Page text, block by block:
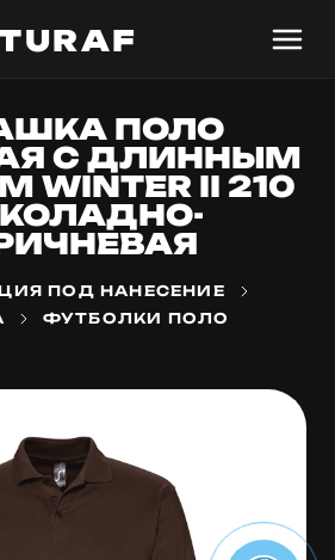
ПОЛО
С ДЛИННЫМ
WINTER II 210
ПОД НАНЕСЕНИЕ
ФУТБОЛКИ ПОЛО